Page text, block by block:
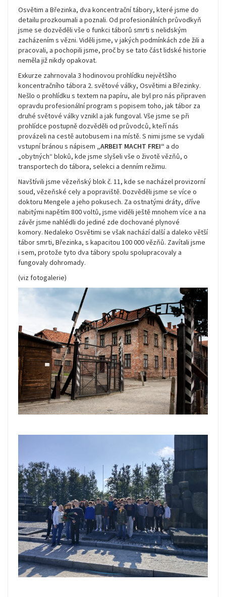
Osvětim a Březinka, dva koncentrační tábory, které jsme do
detailu prozkoumali a poznali. Od profesionálních průvodkyň
jsme se dozvěděli vše o funkci táborů smrti s nelidským
zacházením s vězni. Viděli jsme, v jakých podmínkách zde žili a
pracovali, a pochopili jsme, proč by se tato část lidské historie
neměla již nikdy opakovat.
Exkurze zahrnovala 3 hodinovou prohlídku největšího
koncentračního tábora 2. světové války, Osvětimi a Březinky.
Nešlo o prohlídku s textem na papíru, ale byl pro nás připraven
opravdu profesionální program s popisem toho, jak tábor za
druhé světové války vznikl a jak fungoval. Vše jsme se při
prohlídce postupně dozvěděli od průvodců, kteří nás
provázeli na cestě autobusem i na místě. S nimi jsme se vydali
vstupní bránou s nápisem „ARBEIT MACHT FREI“ a do
„obytných“ bloků, kde jsme slyšeli vše o životě vězňů, o
transportech do tábora, selekci a denním režimu.
Navštívili jsme vězeňský blok č. 11, kde se nacházel provizorní
soud, vězeňské cely a popraviště. Dozvěděli jsme se více o
doktoru Mengele a jeho pokusech. Za ostnatými dráty, dříve
nabitými napětím 800 voltů, jsme viděli ještě mnohem více a na
závěr jsme nahlédli do jediné zde dochované plynové
komory. Nedaleko Osvětimi se však nachází další a daleko větší
tábor smrti, Březinka, s kapacitou 100 000 vězňů. Zavítali jsme
i sem, protože tyto dva tábory spolu spolupracovaly a
fungovaly dohromady.
(viz fotogalerie)